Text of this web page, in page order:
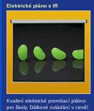
Elektrické pláno s IR
Kvalitní elektrické promítací plátno
pro školy. Dálkové ovládání v ceně!